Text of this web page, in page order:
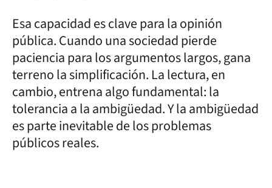
Esa capacidad es clave para la opinión
pública. Cuando una sociedad pierde
paciencia para los argumentos largos, gana
terreno la simplificación. La lectura, en
cambio, entrena algo fundamental: la
tolerancia a la ambigüedad. Y la ambigüedad
es parte inevitable de los problemas
públicos reales.